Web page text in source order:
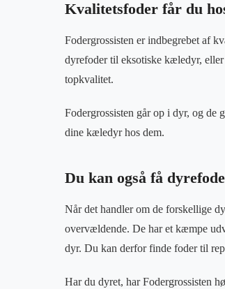
Kvalitetsfoder får du
Fodergrossisten er indbegrebet af
dyrefoder til eksotiske kæledyr,
topkvalitet.
Fodergrossisten går op i dyr, og de
dine kæledyr hos dem.
Du kan også få
Når det handler om de forskellige
overvældende. De har et kæmpe
dyr. Du kan derfor finde foder til
Har du dyret, har Fodergrossisten